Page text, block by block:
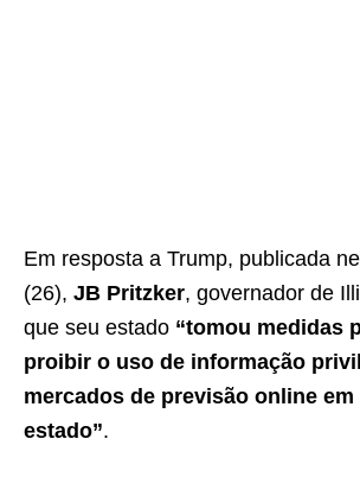
Em resposta a Trump, publicada
(26), JB Pritzker, governador de
que seu estado “tomou medidas
proibir o uso de informação
mercados de previsão online
estado”.